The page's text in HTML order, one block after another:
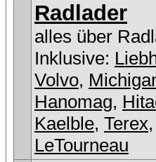
Radlader
alles über
Inklusive:
Volvo,
Hanomag,
Kaelble, Terex,
LeTourneau